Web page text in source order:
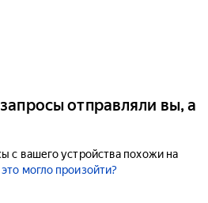
отправляли вы, а
с вашего устройства похожи на
могло произойти?